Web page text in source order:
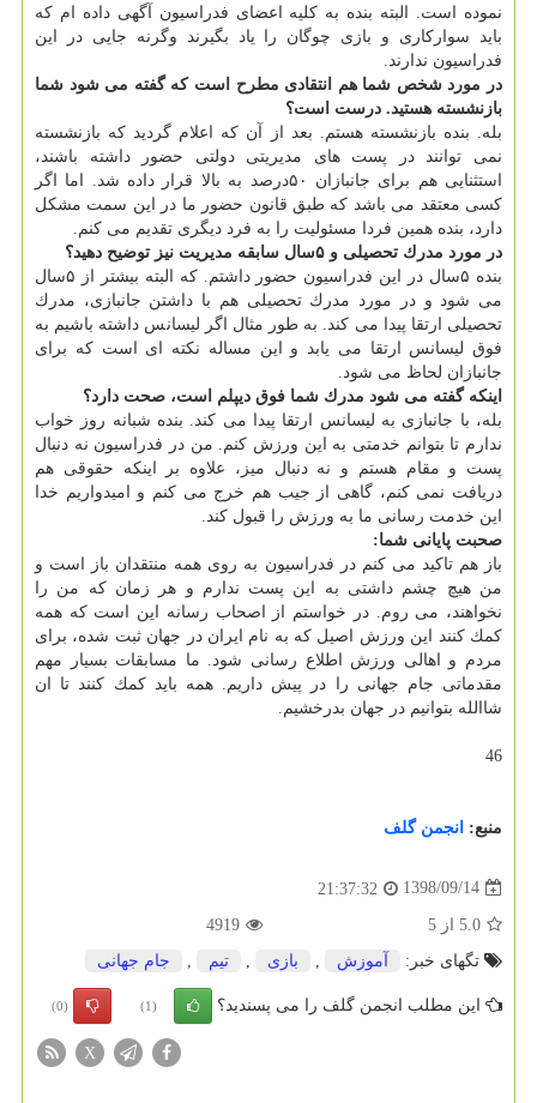
نموده است. البته بنده به كلیه اعضای فدراسیون آگهی داده ام كه
باید سواركاری و بازی چوگان را یاد بگیرند وگرنه جایی در این
فدراسیون ندارند.
در مورد شخص شما هم انتقادی مطرح است كه گفته می شود شما
بازنشسته هستید. درست است؟
بله. بنده بازنشسته هستم. بعد از آن كه اعلام گردید كه بازنشسته
نمی توانند در پست های مدیریتی دولتی حضور داشته باشند،
استثنایی هم برای جانبازان ۵۰درصد به بالا قرار داده شد. اما اگر
كسی معتقد می باشد كه طبق قانون حضور ما در این سمت مشكل
دارد، بنده همین فردا مسئولیت را به فرد دیگری تقدیم می كنم.
در مورد مدرك تحصیلی و ۵سال سابقه مدیریت نیز توضیح دهید؟
بنده ۵سال در این فدراسیون حضور داشتم. كه البته بیشتر از ۵سال
می شود و در مورد مدرك تحصیلی هم با داشتن جانبازی، مدرك
تحصیلی ارتقا پیدا می كند. به طور مثال اگر لیسانس داشته باشیم به
فوق لیسانس ارتقا می یابد و این مساله نكته ای است كه برای
جانبازان لحاظ می شود.
اینكه گفته می شود مدرك شما فوق دیپلم است، صحت دارد؟
بله، با جانبازی به لیسانس ارتقا پیدا می كند. بنده شبانه روز خواب
ندارم تا بتوانم خدمتی به این ورزش كنم. من در فدراسیون نه دنبال
پست و مقام هستم و نه دنبال میز، علاوه بر اینكه حقوقی هم
دریافت نمی كنم، گاهی از جیب هم خرج می كنم و امیدواریم خدا
این خدمت رسانی ما به ورزش را قبول كند.
صحبت پایانی شما:
باز هم تاكید می كنم در فدراسیون به روی همه منتقدان باز است و
من هیچ چشم داشتی به این پست ندارم و هر زمان كه من را
نخواهند، می روم. در خواستم از اصحاب رسانه این است كه همه
كمك كنند این ورزش اصیل كه به نام ایران در جهان ثبت شده، برای
مردم و اهالی ورزش اطلاع رسانی شود. ما مسابقات بسیار مهم
مقدماتی جام جهانی را در پیش داریم. همه باید كمك كنند تا ان
شاالله بتوانیم در جهان بدرخشیم.
46
منبع: انجمن گلف
1398/09/14
21:37:32
5.0 از 5
4919
تگهای خبر:
آموزش بازی تیم جام جهانی
این مطلب انجمن گلف را می پسندید؟ (1)
(0)
X